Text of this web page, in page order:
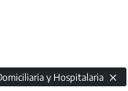
y Hospitalaria